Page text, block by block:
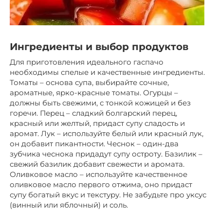
Ингредиенты и выбор продуктов
Для приготовления идеального гаспачо
необходимы спелые и качественные ингредиенты.
Томаты – основа супа, выбирайте сочные,
ароматные, ярко-красные томаты. Огурцы –
должны быть свежими, с тонкой кожицей и без
горечи. Перец – сладкий болгарский перец,
красный или желтый, придаст супу сладость и
аромат. Лук – используйте белый или красный лук,
он добавит пикантности. Чеснок – один-два
зубчика чеснока придадут супу остроту. Базилик –
свежий базилик добавит свежести и аромата.
Оливковое масло – используйте качественное
оливковое масло первого отжима, оно придаст
супу богатый вкус и текстуру. Не забудьте про уксус
(винный или яблочный) и соль.